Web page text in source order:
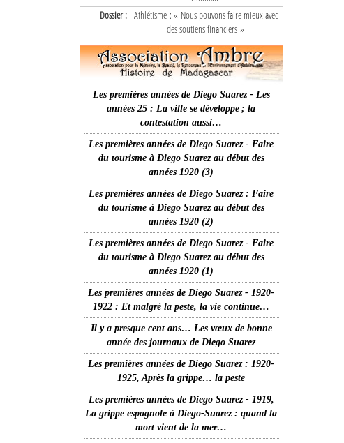
Dossier : Athlétisme : « Nous pouvons faire mieux avec
des soutiens financiers »
Les premières années de Diego Suarez - Les
années 25 : La ville se développe ; la
contestation aussi…
Les premières années de Diego Suarez - Faire
du tourisme à Diego Suarez au début des
années 1920 (3)
Les premières années de Diego Suarez : Faire
du tourisme à Diego Suarez au début des
années 1920 (2)
Les premières années de Diego Suarez - Faire
du tourisme à Diego Suarez au début des
années 1920 (1)
Les premières années de Diego Suarez - 1920-
1922 : Et malgré la peste, la vie continue…
Il y a presque cent ans… Les vœux de bonne
année des journaux de Diego Suarez
Les premières années de Diego Suarez : 1920-
1925, Après la grippe… la peste
Les premières années de Diego Suarez - 1919,
La grippe espagnole à Diego-Suarez : quand la
mort vient de la mer…